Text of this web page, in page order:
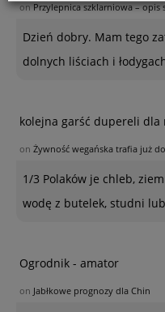
onPrzylepnica szklarniowa –
Dzień dobry. Mam tego
dolnych liściach i
kolejna garść dupereli dla
on Żywność wegańska trafia już
1/3 Polaków je chleb,
wodę z butelek, studni
Ogrodnik - amator
on Jabłkowe prognozy dla Chin